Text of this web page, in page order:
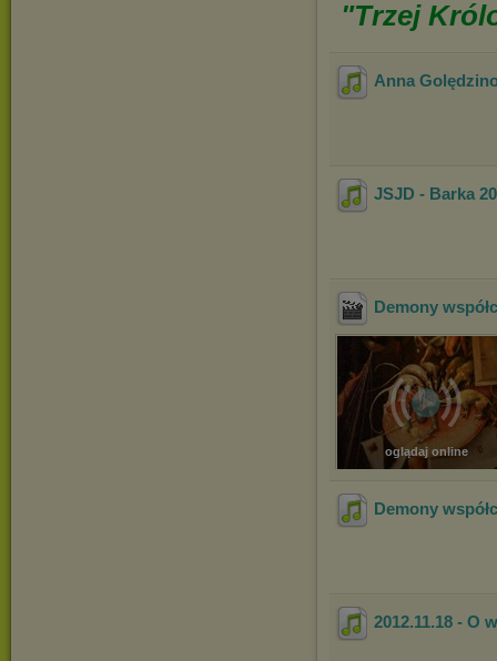
"Trzej
Anna
JSJD - Barka
Demony
oglądaj online
Demony
2012.11.18 - O